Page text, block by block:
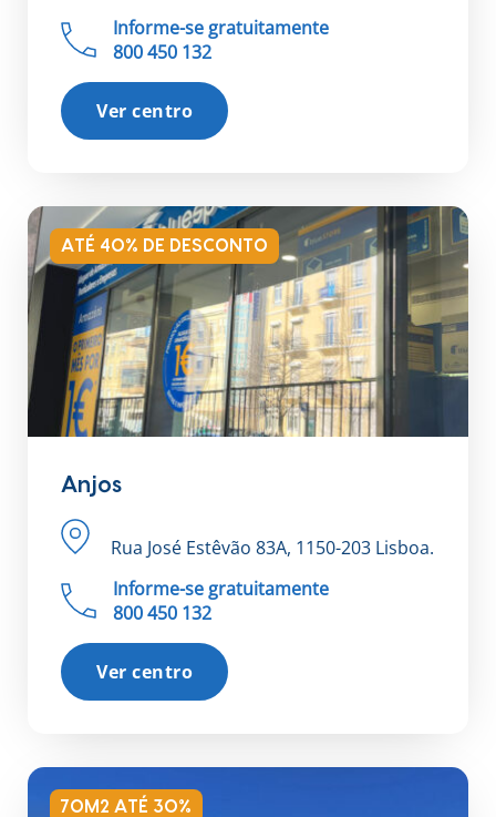
Informe-se gratuitamente
800 450 132
Ver centro
ATÉ 40% DE DESCONTO
Anjos
Rua José Estêvão 83A, 1150-203 Lisboa.
Informe-se gratuitamente
800 450 132
Ver centro
70M2 ATÉ 30%